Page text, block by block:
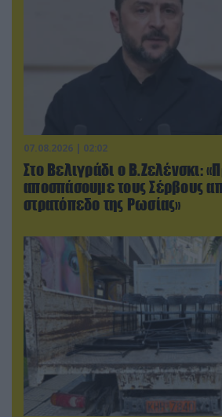
07.08.2026 | 02:02
Στο Βελιγράδι ο Β.Ζελένσκι:
αποσπάσουμε τους Σέρβους
στρατόπεδο της Ρωσίας»